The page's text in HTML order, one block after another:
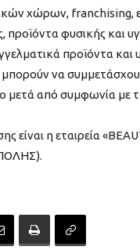
χώρων, franchising,
προϊόντα φυσικής και
προϊόντα
να
μετά από συμφωνία με
είναι η εταιρεία